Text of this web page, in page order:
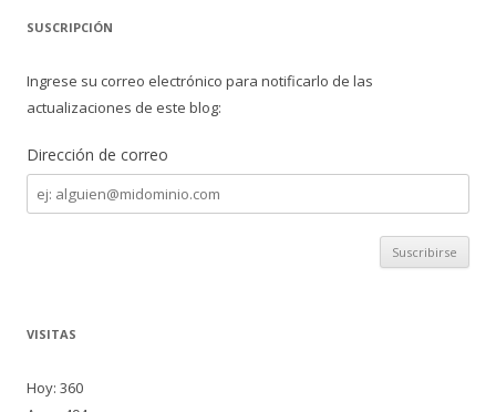
SUSCRIPCIÓN
Ingrese su correo electrónico para notificarlo de las
actualizaciones de este blog:
Dirección de correo
Dirección
de
correo
VISITAS
Hoy: 360